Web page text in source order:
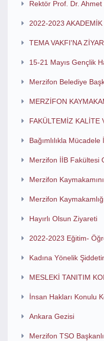
Rektör Prof. Dr. Ahmet
2022-2023
TEMA VAKFI'NA
15-21 Mayıs Gençlik
Merzifon Belediye
MERZİFON
FAKÜLTEMİZ KALİTE
Bağımlılıkla Mücadele
Merzifon İİB Fakültesi
Merzifon
Merzifon
Hayırlı Olsun Ziyareti
2022-2023 Eğitim-
Kadına Yönelik
MESLEKİ TANITIM
İnsan Hakları Konulu
Ankara Gezisi
Merzifon TSO